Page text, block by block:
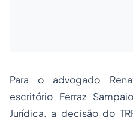
Para o advogado
escritório Ferraz
Jurídica, a decisão do